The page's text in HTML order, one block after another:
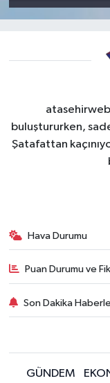
buluştururken,
Şatafattan
Hava Durumu
Puan Durumu ve
Son Dakika
GÜNDEM